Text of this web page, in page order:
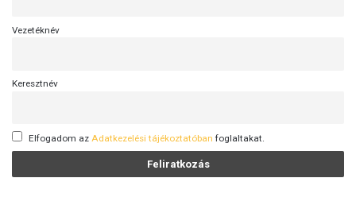
Vezetéknév
Keresztnév
Elfogadom az Adatkezelési tájékoztatóban foglaltakat.